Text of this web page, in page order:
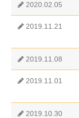
2020.02.05
2019.11.21
2019.11.08
2019.11.01
2019.10.30